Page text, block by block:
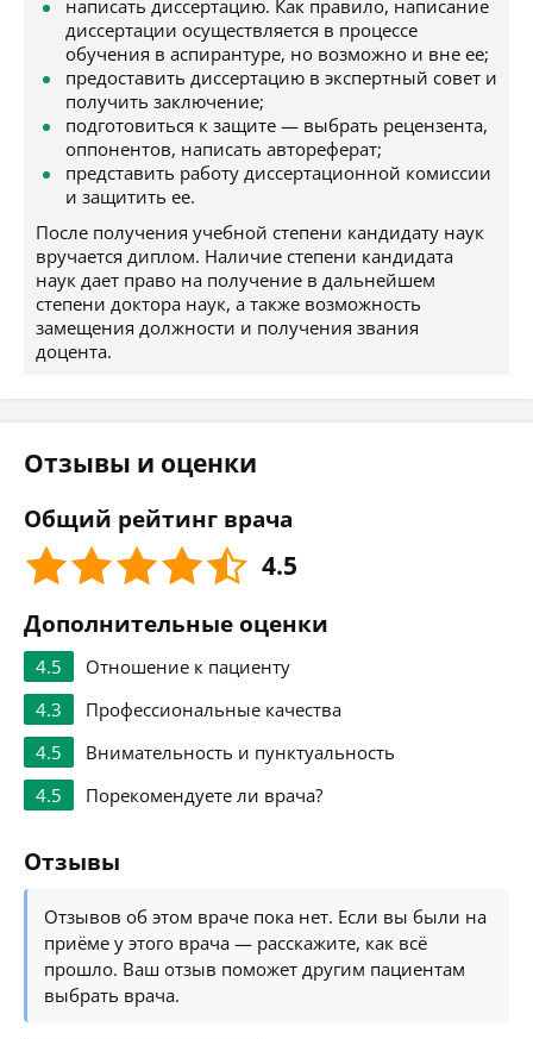
написать диссертацию. Как правило, написание
диссертации осуществляется в процессе
обучения в аспирантуре, но возможно и вне ее;
предоставить диссертацию в экспертный совет и
получить заключение;
подготовиться к защите — выбрать рецензента,
оппонентов, написать автореферат;
представить работу диссертационной комиссии
и защитить ее.
После получения учебной степени кандидату наук
вручается диплом. Наличие степени кандидата
наук дает право на получение в дальнейшем
степени доктора наук, а также возможность
замещения должности и получения звания
доцента.
Отзывы и оценки
Общий рейтинг врача
4.5
Дополнительные оценки
4.5
Отношение к пациенту
4.3
Профессиональные качества
4.5
Внимательность и пунктуальность
4.5
Порекомендуете ли врача?
Отзывы
Отзывов об этом враче пока нет. Если вы были на
приёме у этого врача — расскажите, как всё
прошло. Ваш отзыв поможет другим пациентам
выбрать врача.